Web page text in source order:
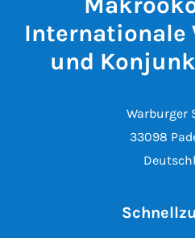
Internationale
und
Warburger
33098